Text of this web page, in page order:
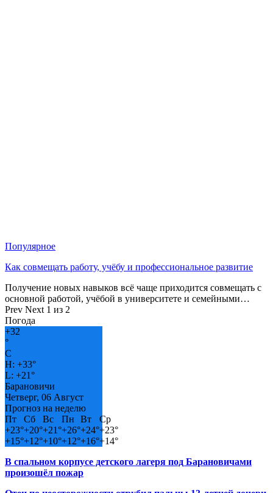
Популярное
Как совмещать работу, учёбу и профессиональное развитие
Получение новых навыков всё чаще приходится совмещать с
основной работой, учёбой в университете и семейными…
Prev Next 1 из 2
Погода
+32
°
C
H: +33°
L: +21°
Барановичи
Четверг, 06 Август
Прогноз на неделю
Пт
Сб Вс Пн Вт
Ср
+23°+20°+21°+26°+24°+23°
+15°+12°+10°+12°+16°+14°
В спальном корпусе детского лагеря под Барановичами
произошёл пожар